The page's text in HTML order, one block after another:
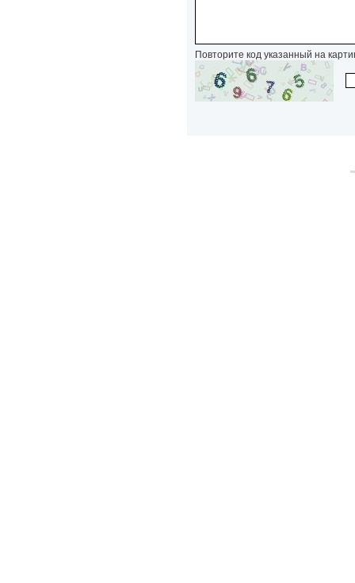
Повторите код указанный на